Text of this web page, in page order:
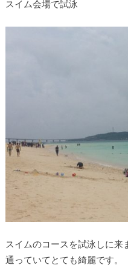
スイム会場で試泳
スイムのコースを試泳しに来
通っていてとても綺麗です。